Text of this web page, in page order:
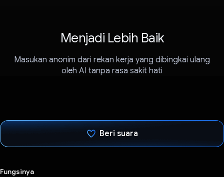
Menjadi Lebih Baik
Masukan anonim dari rekan kerja yang dibingkai ulang
oleh AI tanpa rasa sakit hati
Beri suara
Fungsinya